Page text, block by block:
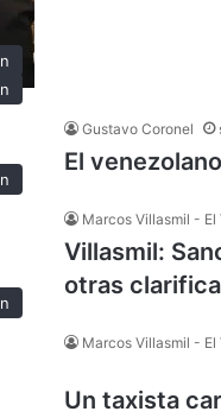
Gustavo Coronel
El
Marcos Villasmil - El
Villasmil:
otras
Marcos Villasmil - El
Un taxista